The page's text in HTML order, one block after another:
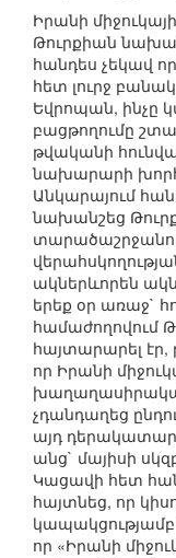
Իրանի
Թուրքիան
հանդես չեկավ
հետ լուրջ
Եվրոպան, ինչը
բացթողումը
թվականի
նախարարի
Անկարայում
նախանշեց
ակներևորեն
երեք օր առաջ`
համաժողովում
հայտարարել էր,
որ Իրանի
չդանդաղեց
այդ
անց` մայիսի
Կացավի հետ
հայտնեց, որ
կապակցությամբ
որ «Իրանի